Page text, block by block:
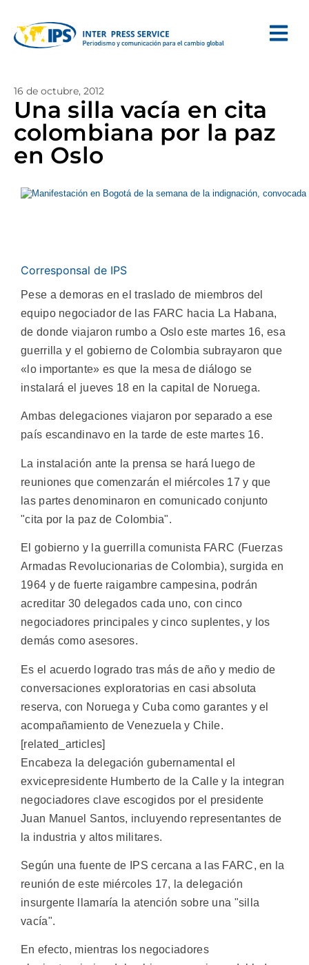
16 de octubre, 2012
Una silla vacía en cita
colombiana por la paz
en Oslo
Corresponsal de IPS
Pese a demoras en el traslado de miembros del
equipo negociador de las FARC hacia La Habana,
de donde viajaron rumbo a Oslo este martes 16, esa
guerrilla y el gobierno de Colombia subrayaron que
«lo importante» es que la mesa de diálogo se
instalará el jueves 18 en la capital de Noruega.
Ambas delegaciones viajaron por separado a ese
país escandinavo en la tarde de este martes 16.
La instalación ante la prensa se hará luego de
reuniones que comenzarán el miércoles 17 y que
las partes denominaron en comunicado conjunto
"cita por la paz de Colombia".
El gobierno y la guerrilla comunista FARC (Fuerzas
Armadas Revolucionarias de Colombia), surgida en
1964 y de fuerte raigambre campesina, podrán
acreditar 30 delegados cada uno, con cinco
negociadores principales y cinco suplentes, y los
demás como asesores.
Es el acuerdo logrado tras más de año y medio de
conversaciones exploratorias en casi absoluta
reserva, con Noruega y Cuba como garantes y el
acompañamiento de Venezuela y Chile.
[related_articles]
Encabeza la delegación gubernamental el
exvicepresidente Humberto de la Calle y la integran
negociadores clave escogidos por el presidente
Juan Manuel Santos, incluyendo representantes de
la industria y altos militares.
Según una fuente de IPS cercana a las FARC, en la
reunión de este miércoles 17, la delegación
insurgente llamaría la atención sobre una "silla
vacía".
En efecto, mientras los negociadores